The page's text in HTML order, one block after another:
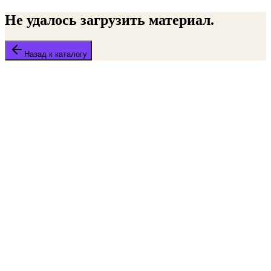
Не удалось загрузить материал.
Назад к каталогу